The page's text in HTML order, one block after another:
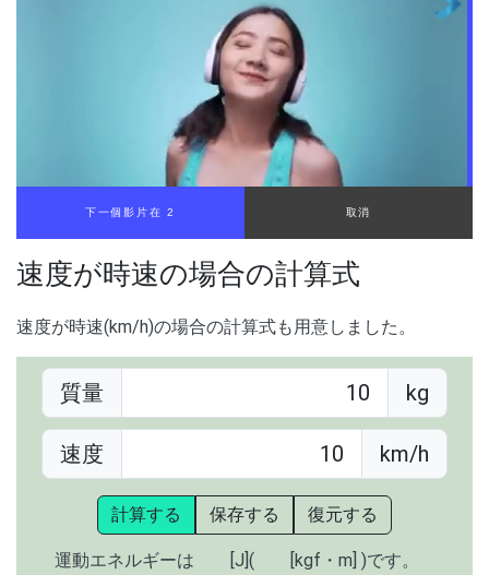
下一個影片在 1 取消
速度が時速の場合の計算式
速度が時速(km/h)の場合の計算式も用意しました。
質量 kg
速度 km/h
計算する 保存する 復元する
運動エネルギーは [J]( [kgf・m] )です。